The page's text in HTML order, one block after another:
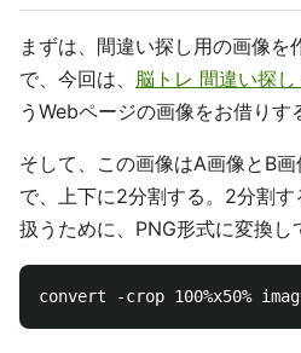
まずは、間違い探し用の画像を
で、今回は、 脳トレ 間違い探し
うWebページの画像をお借りす
そして、この画像はA画像とB
で、上下に2分割する。2分割
扱うために、PNG形式に変換し